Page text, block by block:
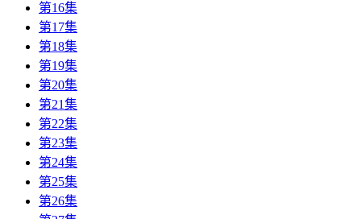
第16集
第17集
第18集
第19集
第20集
第21集
第22集
第23集
第24集
第25集
第26集